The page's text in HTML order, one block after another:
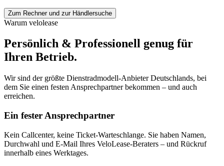
Zum Rechner und zur Händlersuche
Warum velolease
Persönlich & Professionell genug für
Ihren Betrieb.
Wir sind der größte Dienstradmodell-Anbieter Deutschlands, bei
dem Sie einen festen Ansprechpartner bekommen – und auch
erreichen.
Ein fester Ansprechpartner
Kein Callcenter, keine Ticket-Warteschlange. Sie haben Namen,
Durchwahl und E-Mail Ihres VeloLease-Beraters – und Rückruf
innerhalb eines Werktages.